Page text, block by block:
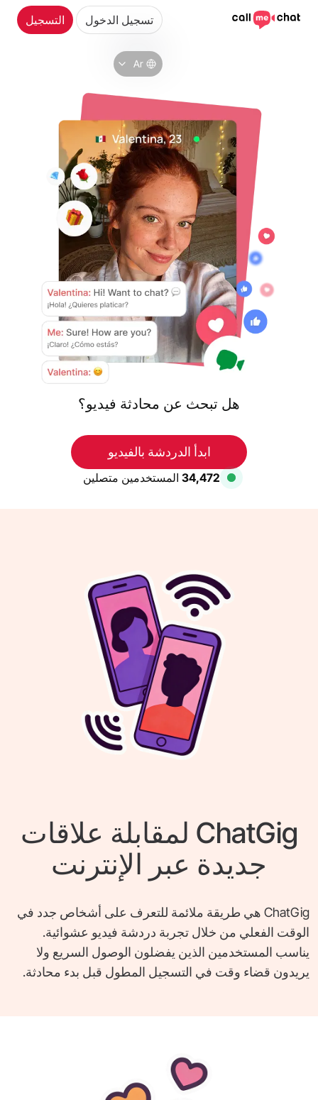
Ar
تسجيل الدخول التسجيل
هل تبحث عن محادثة فيديو؟
ابدأ الدردشة بالفيديو
34,472 المستخدمين متصلين
ChatGig لمقابلة علاقات
جديدة عبر الإنترنت
ChatGig هي طريقة ملائمة للتعرف على أشخاص جدد في
الوقت الفعلي من خلال تجربة دردشة فيديو عشوائية.
يناسب المستخدمين الذين يفضلون الوصول السريع ولا
يريدون قضاء وقت في التسجيل المطول قبل بدء محادثة.